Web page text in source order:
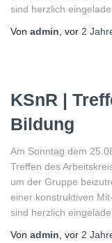
sind herzlich
Von admin , vor 2
KSnR |
Bildung
Am Sonntag dem
Treffen des
um der Gruppe
einer konstruktiven
sind herzlich
Von admin , vor 2